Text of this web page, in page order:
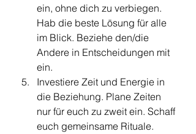
ein, ohne dich zu verbiegen.
Hab die beste Lösung für alle
im Blick. Beziehe den/die
Andere in Entscheidungen mit
ein.
Investiere Zeit und Energie in
die Beziehung. Plane Zeiten
nur für euch zu zweit ein. Schaff
euch gemeinsame Rituale.